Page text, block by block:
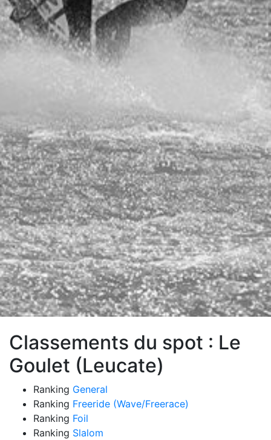
Classements du spot : Le
Goulet (Leucate)
Ranking General
Ranking Freeride (Wave/Freerace)
Ranking Foil
Ranking Slalom